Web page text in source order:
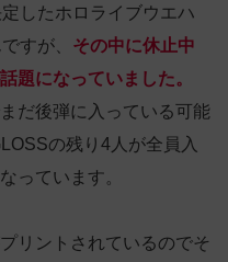
したホロライブウエハ
すが、 その中に休止中
題になっていました。
だ後弾に入っている可能
の残り4人が全員入
っています。
リントされているのでそ